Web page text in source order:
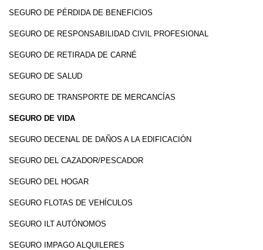
SEGURO DE PÉRDIDA DE BENEFICIOS
SEGURO DE RESPONSABILIDAD CIVIL PROFESIONAL
SEGURO DE RETIRADA DE CARNÉ
SEGURO DE SALUD
SEGURO DE TRANSPORTE DE MERCANCÍAS
SEGURO DE VIDA
SEGURO DECENAL DE DAÑOS A LA EDIFICACIÓN
SEGURO DEL CAZADOR/PESCADOR
SEGURO DEL HOGAR
SEGURO FLOTAS DE VEHÍCULOS
SEGURO ILT AUTÓNOMOS
SEGURO IMPAGO ALQUILERES